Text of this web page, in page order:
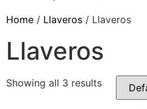
Home / Llaveros / Llaveros
Llaveros
Showing all 3 results